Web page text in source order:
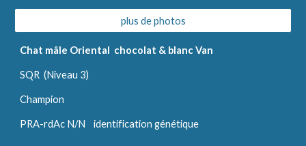
plus de photos
Chat mâle Oriental  chocolat & blanc Van
SQR  (Niveau 3)
Champion
PRA-rdAc N/N    identification génétique